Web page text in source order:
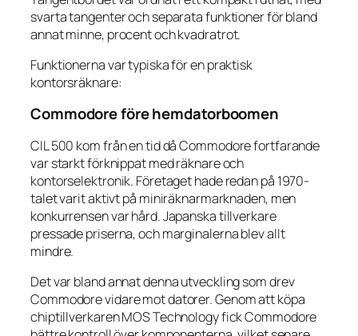
svarta tangenter och separata funktioner för bland
annat minne, procent och kvadratrot.
Funktionerna var typiska för en praktisk
kontorsräknare:
Commodore före hemdatorboomen
CIL 500 kom från en tid då Commodore fortfarande
var starkt förknippat med räknare och
kontorselektronik. Företaget hade redan på 1970-
talet varit aktivt på miniräknarmarknaden, men
konkurrensen var hård. Japanska tillverkare
pressade priserna, och marginalerna blev allt
mindre.
Det var bland annat denna utveckling som drev
Commodore vidare mot datorer. Genom att köpa
chiptillverkaren MOS Technology fick Commodore